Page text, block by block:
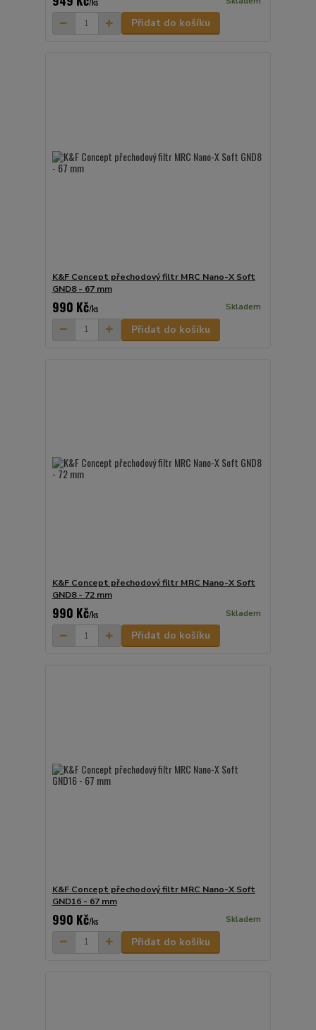
Přidat do košíku
K&F Concept přechodový filtr MRC Nano-X Soft
GND8 - 67 mm
990 Kč/ks Skladem
Přidat do košíku
K&F Concept přechodový filtr MRC Nano-X Soft
GND8 - 72 mm
990 Kč/ks Skladem
Přidat do košíku
K&F Concept přechodový filtr MRC Nano-X Soft
GND16 - 67 mm
990 Kč/ks Skladem
Přidat do košíku